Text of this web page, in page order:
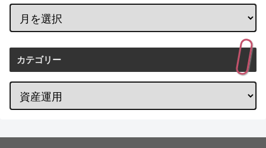
カテゴリー